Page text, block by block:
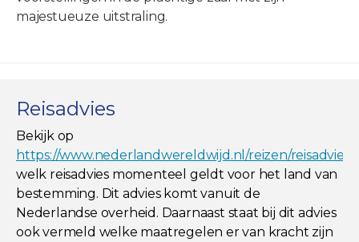
majestueuze uitstraling.
Reisadvies
Bekijk op
https://www.nederlandwereldwijd.nl/reizen/
welk reisadvies momenteel geldt voor het land van
bestemming. Dit advies komt vanuit de
Nederlandse overheid. Daarnaast staat bij dit advies
ook vermeld welke maatregelen er van kracht zijn